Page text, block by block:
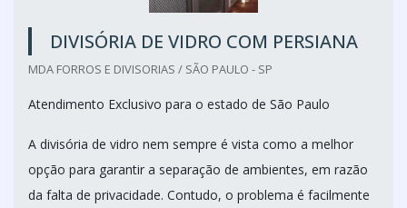
DIVISÓRIA DE VIDRO COM PERSIANA
MDA FORROS E DIVISORIAS / SÃO PAULO - SP
Atendimento Exclusivo para o estado de São Paulo
A divisória de vidro nem sempre é vista como a melhor
opção para garantir a separação de ambientes, em razão
da falta de privacidade. Contudo, o problema é facilmente